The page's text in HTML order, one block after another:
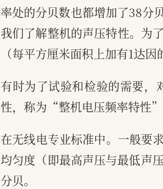
率处的分贝数也都增加了38分
我们了解整机的声压特性。为
（每平方厘米面积上加有1达
有时为了试验和检验的需要，
性，称为“整机电压频率特性”
在无线电专业标准中。一般要
均匀度（即最高声压与最低声
分贝。